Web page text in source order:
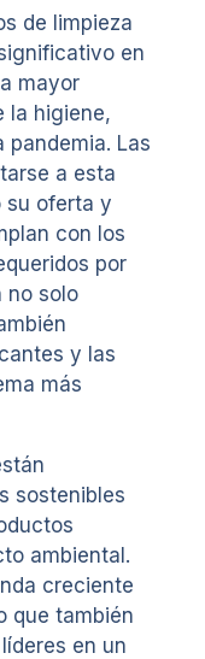
de limpieza
en
mayor
la higiene,
Las
a esta
su oferta y
con los
por
no solo
y las
más
sostenibles
ambiental.
creciente
que también
en un